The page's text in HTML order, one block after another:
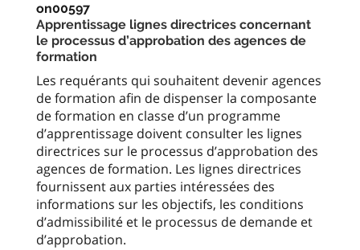
on00597
Apprentissage lignes directrices concernant
le processus d’approbation des agences de
formation
Les requérants qui souhaitent devenir agences
de formation afin de dispenser la composante
de formation en classe d’un programme
d’apprentissage doivent consulter les lignes
directrices sur le processus d’approbation des
agences de formation. Les lignes directrices
fournissent aux parties intéressées des
informations sur les objectifs, les conditions
d’admissibilité et le processus de demande et
d’approbation.